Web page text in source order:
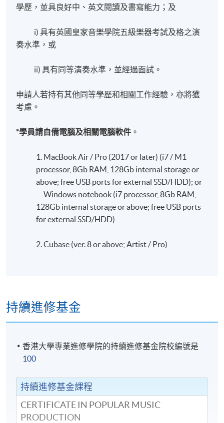
學歷，並具良好中、英文閱讀及書寫能力；及
i) 具有英國皇家音樂學院五級樂器考試及格之演
奏水準，或
ii) 具有同等演奏水準，並經過面試。
申請人若持有其他同等學歷和相關工作經驗，亦將獲
考慮。
*學員請自備電腦及相關電腦軟件 。
1. MacBook Air / Pro (2017 or later) (i7 / M1
processor, 8Gb RAM, 128Gb internal storage or
above; free USB ports for external SSD/HDD); or
Windows notebook (i7 processor, 8Gb RAM,
128Gb internal storage or above; free USB ports
for external SSD/HDD)
2. Cubase (ver. 8 or above; Artist / Pro)
持續進修基金
香港大學專業進修學院的持續進修基金院校編號是
100
持續進修基金課程
CERTIFICATE IN POPULAR MUSIC
PRODUCTION